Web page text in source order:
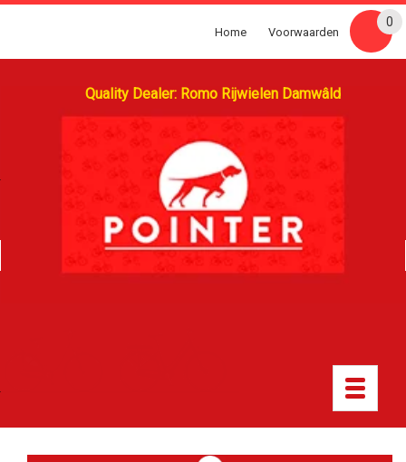
Quality Dealer: Romo Rijwielen Damwâld
Home Voorwaarden
0
Toggle